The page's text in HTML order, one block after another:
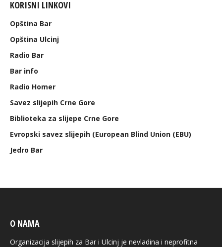
KORISNI LINKOVI
Opština Bar
Opština Ulcinj
Radio Bar
Bar info
Radio Homer
Savez slijepih Crne Gore
Biblioteka za slijepe Crne Gore
Evropski savez slijepih (European Blind Union (EBU)
Jedro Bar
O NAMA
Organizacija slijepih za Bar i Ulcinj je nevladina i neprofitna